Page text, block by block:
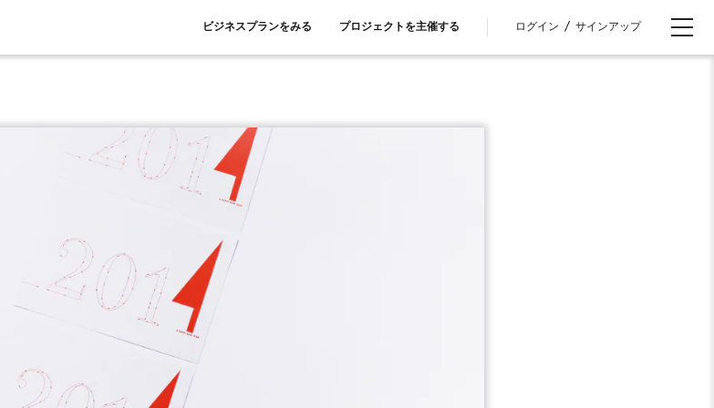
ビジネスプランをみる プロジェクトを主催する ログイン / サインアップ